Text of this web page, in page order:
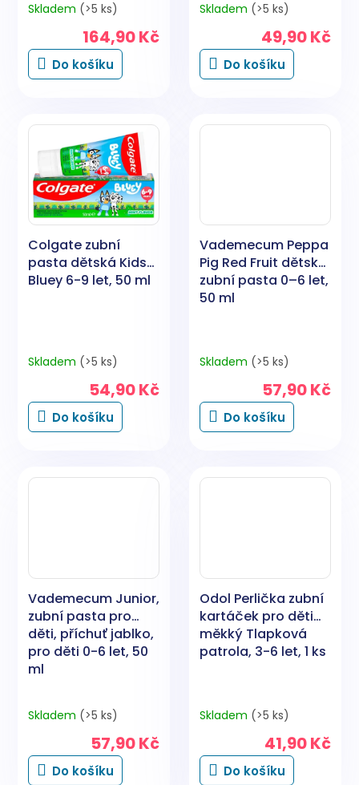
Skladem (>5 ks)
164,90 Kč
Do košíku
Skladem (>5 ks)
49,90 Kč
Do košíku
Colgate zubní
pasta dětská Kids
Bluey 6-9 let, 50 ml
Skladem (>5 ks)
54,90 Kč
Do košíku
Vademecum Peppa
Pig Red Fruit dětská
zubní pasta 0–6 let,
50 ml
Skladem (>5 ks)
57,90 Kč
Do košíku
Vademecum Junior,
zubní pasta pro
děti, příchuť jablko,
pro děti 0-6 let, 50
ml
Skladem (>5 ks)
57,90 Kč
Do košíku
Odol Perlička zubní
kartáček pro děti
měkký Tlapková
patrola, 3-6 let, 1 ks
Skladem (>5 ks)
41,90 Kč
Do košíku